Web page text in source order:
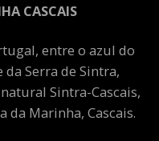
CASCAIS
entre o azul do
Serra de Sintra,
Sintra-Cascais,
da Marinha, Cascais.